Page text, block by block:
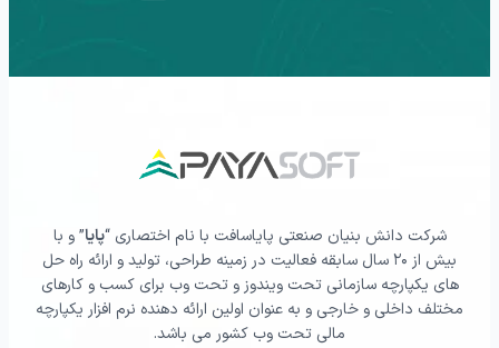
شرکت دانش بنیان صنعتی پایاسافت با نام اختصاری “پایا” و با
بیش از ۲۰ سال سابقه فعالیت در زمینه طراحی، تولید و ارائه راه حل
های یکپارچه سازمانی تحت ویندوز و تحت وب برای کسب و کارهای
مختلف داخلی و خارجی و به عنوان اولین ارائه دهنده نرم افزار یکپارچه
مالی تحت وب کشور می باشد.